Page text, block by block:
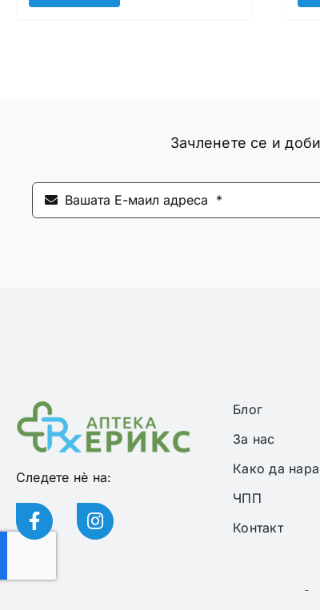
Зачленете се и
Следете нѐ на:
Блог
За нас
Како да
ЧПП
Контакт
©